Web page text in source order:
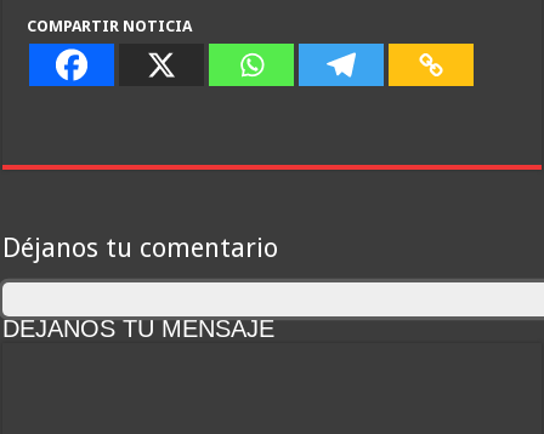
COMPARTIR NOTICIA
Déjanos tu comentario
DEJANOS TU MENSAJE